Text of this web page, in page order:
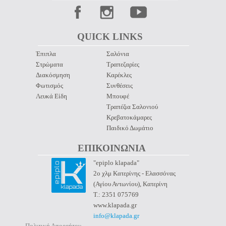
QUICK LINKS
ΕΠΙΚΟΙΝΩΝΙΑ
Έπιπλα
Στρώματα
Διακόσμηση
Φωτισμός
Λευκά Είδη
Σαλόνια
Τραπεζαρίες
Καρέκλες
Συνθέσεις
Μπουφέ
Τραπέζια Σαλονιού
Κρεβατοκάμαρες
Παιδικό Δωμάτιο
"epiplo klapada"
2ο χλμ Κατερίνης - Ελασσόνας
(Αγίου Αντωνίου), Κατερίνη
Τ.: 2351 075769
www.klapada.gr
info@klapada.gr